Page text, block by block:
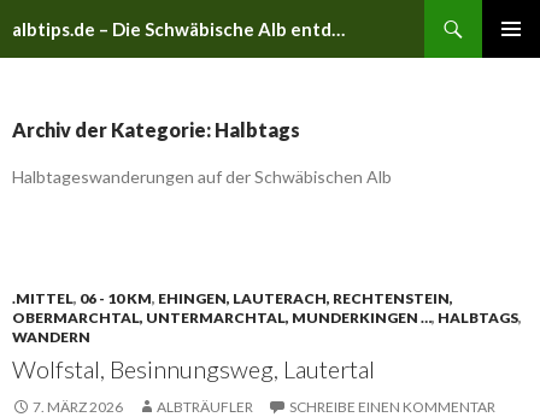
albtips.de – Die Schwäbische Alb entdecken
Archiv der Kategorie: Halbtags
Halbtageswanderungen auf der Schwäbischen Alb
.MITTEL, 06 - 10 KM, EHINGEN, LAUTERACH, RECHTENSTEIN,
OBERMARCHTAL, UNTERMARCHTAL, MUNDERKINGEN …, HALBTAGS,
WANDERN
Wolfstal, Besinnungsweg, Lautertal
7. MÄRZ 2026 ALBTRÄUFLER SCHREIBE EINEN KOMMENTAR